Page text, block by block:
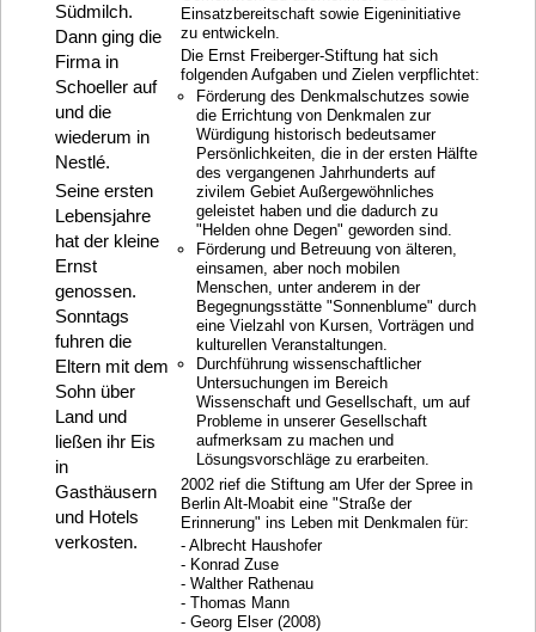
Einsatzbereitschaft sowie Eigeninitiative
zu entwickeln.
Die Ernst Freiberger-Stiftung hat sich
folgenden Aufgaben und Zielen verpflichtet:
Förderung des Denkmalschutzes sowie
die Errichtung von Denkmalen zur
Würdigung historisch bedeutsamer
Persönlichkeiten, die in der ersten Hälfte
des vergangenen Jahrhunderts auf
zivilem Gebiet Außergewöhnliches
geleistet haben und die dadurch zu
"Helden ohne Degen" geworden sind.
Förderung und Betreuung von älteren,
einsamen, aber noch mobilen
Menschen, unter anderem in der
Begegnungsstätte "Sonnenblume" durch
eine Vielzahl von Kursen, Vorträgen und
kulturellen Veranstaltungen.
Durchführung wissenschaftlicher
Untersuchungen im Bereich
Wissenschaft und Gesellschaft, um auf
Probleme in unserer Gesellschaft
aufmerksam zu machen und
Lösungsvorschläge zu erarbeiten.
2002 rief die Stiftung am Ufer der Spree in
Berlin Alt-Moabit eine "Straße der
Erinnerung" ins Leben mit Denkmalen für:
- Albrecht Haushofer
- Konrad Zuse
- Walther Rathenau
- Thomas Mann
- Georg Elser (2008)
Südmilch.
Dann ging die
Firma in
Schoeller auf
und die
wiederum in
Nestlé.
Seine ersten
Lebensjahre
hat der kleine
Ernst
genossen.
Sonntags
fuhren die
Eltern mit dem
Sohn über
Land und
ließen ihr Eis
in
Gasthäusern
und Hotels
verkosten.